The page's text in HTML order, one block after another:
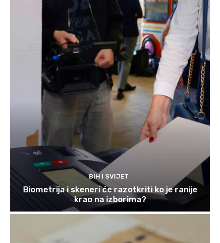
BIH I SVIJET
Biometrija i skeneri će razotkriti ko je ranije
krao na izborima?